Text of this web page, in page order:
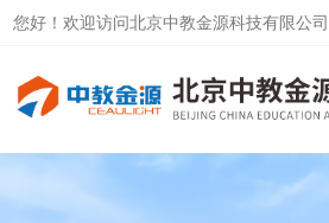
您好！欢迎访问北京中教金源科技有限公司